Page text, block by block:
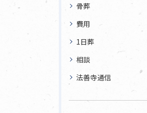
骨葬
費用
1日葬
相談
法善寺通信